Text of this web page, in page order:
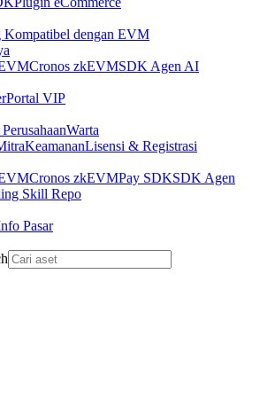
Kompatibel dengan EVM
Cronos zkEVMSDK Agen AI
Portal VIP
Warta
KeamananLisensi & Registrasi
Cronos zkEVMPay SDKSDK Agen
Skill Repo
Pasar